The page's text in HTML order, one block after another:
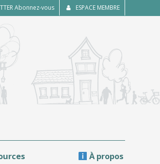
Abonnez-vous ESPACE MEMBRE
À propos